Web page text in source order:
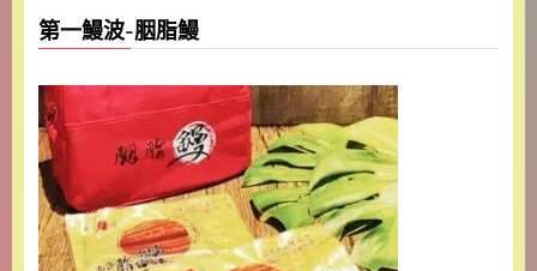
第一鰻波-胭脂鰻